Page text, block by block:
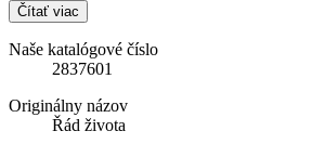
Čítať viac
Naše katalógové číslo
2837601
Originálny názov
Řád života